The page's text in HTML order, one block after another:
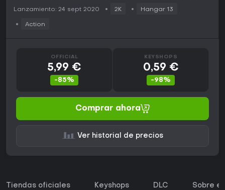
Lanzamiento: 24 sept 2020 2K Hangar 13
Action
OFFICIAL
5,99 €
-85%
KEYSHOPS
0,59 €
-98%
Comprar ahora
Ver historial de precios
Tiendas oficiales Keyshops DLC Sobre